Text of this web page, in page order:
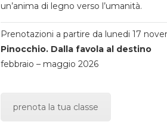
un’anima di legno verso l’umanità.
Prenotazioni a partire da lunedi 17
Pinocchio. Dalla favola al destino
febbraio – maggio 2026
prenota la tua classe